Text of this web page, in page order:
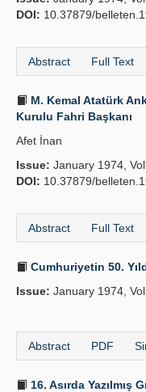
DOI: 10.37879/
Abstract Full Text
M. Kemal Atatürk
Kurulu Fahri Başkanı
Afet İnan
Issue: January 1974,
DOI: 10.37879/
Abstract Full Text
Cumhuriyetin 50.
Issue: January 1974,
Abstract PDF
16. Asırda Yazılmış